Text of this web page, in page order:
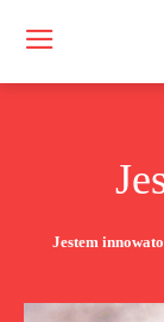
Jestem